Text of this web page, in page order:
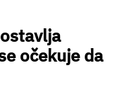
očekuje da